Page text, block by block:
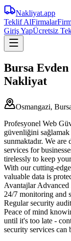
Nakliyat.app
Teklif AlFirmalar
Giriş YapÜcretsiz
Bursa
Nakliyat
Osmangazi,
Profesyonel Web
güvenliğini
sunmaktadır. We
services for
tirelessly to keep
With our cutting-
valuable data is
Avantajlar
24/7 monitoring and
Regular security
Peace of mind
until it's too late -
security services